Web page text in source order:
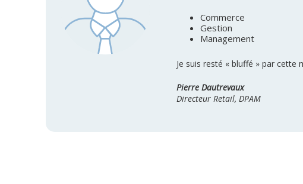
Commerce
Gestion
Management
Je suis resté « bluffé » par
Pierre Dautrevaux
Directeur Retail, DPAM